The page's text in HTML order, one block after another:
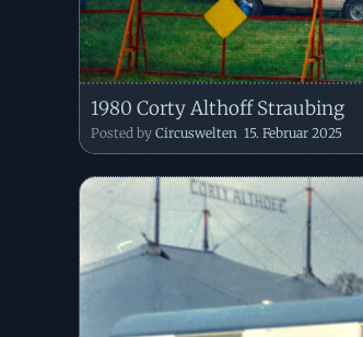
1980 Corty Althoff Straubing
Posted by Circuswelten 15. Februar 2025